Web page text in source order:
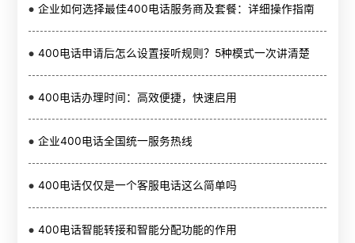
企业如何选择最佳400电话服务商及套餐：详细操作指南
400电话申请后怎么设置接听规则？5种模式一次讲清楚
400电话办理时间：高效便捷，快速启用
企业400电话全国统一服务热线
400电话仅仅是一个客服电话这么简单吗
400电话智能转接和智能分配功能的作用